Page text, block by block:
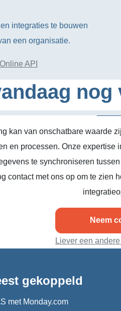
integraties te bouwen
een organisatie.
API
kan van onschatbare waarde
en processen. Onze
te synchroniseren
contact met ons op om te zien
Neem
Liever een
gekoppeld
met Monday.com